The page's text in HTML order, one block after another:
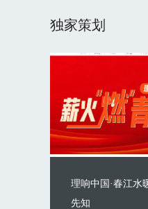
独家策划
理响中国·春江水
先知